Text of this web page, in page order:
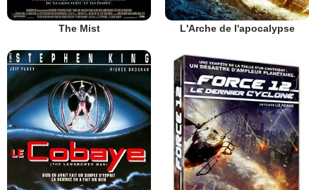
The Mist L'Arche de l'apocalypse